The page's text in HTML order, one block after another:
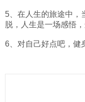
5、在人生的旅途中，
脱，人生是一场感悟
6、对自己好点吧，健